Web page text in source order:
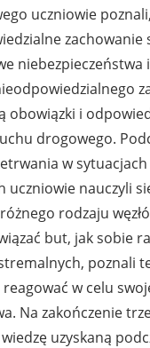
uczniowie
zachowanie
niebezpieczeństwa
obowiązki i
drogowego.
w sytuacjach
uczniowie nauczyli
rodzaju
but, jak sobie
poznali
w celu
Na zakończenie
uzyskaną